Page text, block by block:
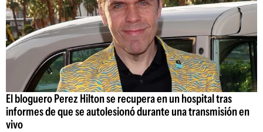
El bloguero Perez Hilton se recupera en un hospital tras
informes de que se autolesionó durante una transmisión en
vivo